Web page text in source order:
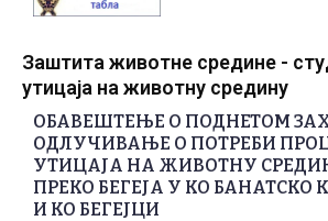
Заштита животне средине -
утицаја на животну средину
ОБАВЕШТЕЊЕ О ПОДНЕТОМ
ОДЛУЧИВАЊЕ О ПОТРЕБИ
УТИЦАЈА НА ЖИВОТНУ
ПРЕКО БЕГЕЈА У КО БАНАТСКО
И КО БЕГЕЈЦИ